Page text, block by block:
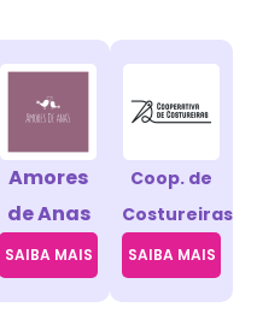
Amores
de Anas
SAIBA MAIS
Coop. de
Costureiras
SAIBA MAIS